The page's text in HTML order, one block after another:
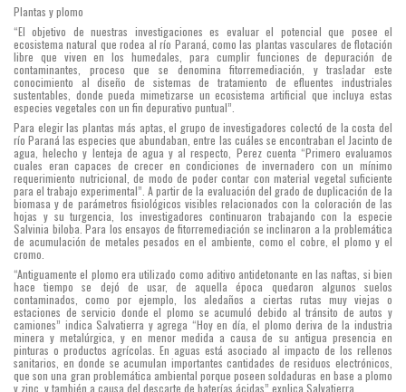
Plantas y plomo
“El objetivo de nuestras investigaciones es evaluar el potencial que posee el
ecosistema natural que rodea al río Paraná, como las plantas vasculares de flotación
libre que viven en los humedales, para cumplir funciones de depuración de
contaminantes, proceso que se denomina fitorremediación, y trasladar este
conocimiento al diseño de sistemas de tratamiento de efluentes industriales
sustentables, donde pueda mimetizarse un ecosistema artificial que incluya estas
especies vegetales con un fin depurativo puntual”.
Para elegir las plantas más aptas, el grupo de investigadores colectó de la costa del
río Paraná las especies que abundaban, entre las cuáles se encontraban el Jacinto de
agua, helecho y lenteja de agua y al respecto, Perez cuenta “Primero evaluamos
cuales eran capaces de crecer en condiciones de invernadero con un mínimo
requerimiento nutricional, de modo de poder contar con material vegetal suficiente
para el trabajo experimental”. A partir de la evaluación del grado de duplicación de la
biomasa y de parámetros fisiológicos visibles relacionados con la coloración de las
hojas y su turgencia, los investigadores continuaron trabajando con la especie
Salvinia biloba. Para los ensayos de fitorremediación se inclinaron a la problemática
de acumulación de metales pesados en el ambiente, como el cobre, el plomo y el
cromo.
“Antiguamente el plomo era utilizado como aditivo antidetonante en las naftas, si bien
hace tiempo se dejó de usar, de aquella época quedaron algunos suelos
contaminados, como por ejemplo, los aledaños a ciertas rutas muy viejas o
estaciones de servicio donde el plomo se acumuló debido al tránsito de autos y
camiones” indica Salvatierra y agrega “Hoy en día, el plomo deriva de la industria
minera y metalúrgica, y en menor medida a causa de su antigua presencia en
pinturas o productos agrícolas. En aguas está asociado al impacto de los rellenos
sanitarios, en donde se acumulan importantes cantidades de residuos electrónicos,
que son una gran problemática ambiental porque poseen soldaduras en base a plomo
y zinc, y también a causa del descarte de baterías ácidas” explica Salvatierra.